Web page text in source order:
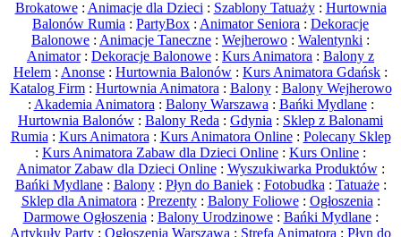
Brokatowe: Animacje dla Dzieci : Szablony Tatuaży: Hurtownia
Balonów Rumia : PartyBox : Animator Seniora : Dekoracje
Balonowe : Animacje Taneczne : Wejherowo : Walentynki :
Animator: Dekoracje Balonowe : Kurs Animatora : Balony z
Helem : Anonse : Hurtownia Balonów : Kurs Animatora Gdańsk :
Katalog Firm: Hurtownia Animatora : Balony: Balony Wejherowo
: Akademia Animatora : Balony Warszawa : Bańki Mydlane:
Hurtownia Balonów : Balony Reda : Gdynia : Sklep z Balonami
Rumia : Kurs Animatora : Kurs Animatora Online: Polecany Sklep
: Kurs Animatora Zabaw dla Dzieci Online : Kurs Online :
Animator Zabaw dla Dzieci Online: Wyszukiwarka Produktów:
Bańki Mydlane: Balony: Płyn do Baniek: Fotobudka : Tatuaże:
Sklep dla Animatora : Prezenty: Balony Foliowe: Ogłoszenia :
Darmowe Ogłoszenia : Balony Urodzinowe: Bańki Mydlane:
Artykuły Party : Ogłoszenia Warszawa : Strefa Animatora : Płyn do